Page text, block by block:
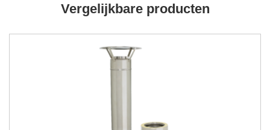
Vergelijkbare producten